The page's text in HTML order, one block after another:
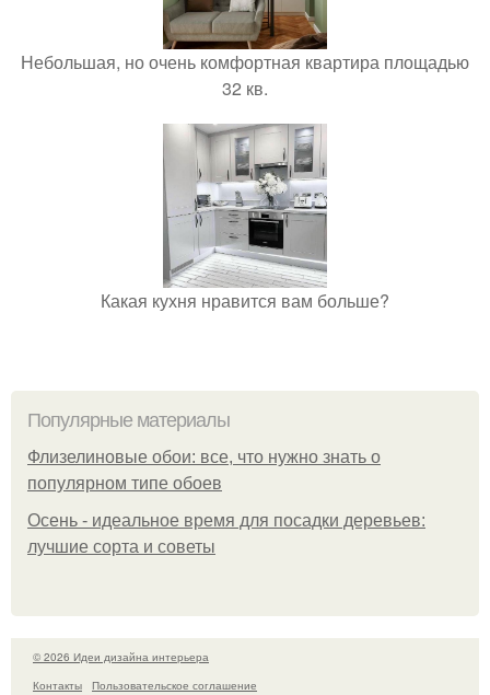
Небольшая, но очень комфортная квартира площадью
32 кв.
Какая кухня нравится вам больше?
Популярные материалы
Флизелиновые обои: все, что нужно знать о
популярном типе обоев
Осень - идеальное время для посадки деревьев:
лучшие сорта и советы
© 2026 Идеи дизайна интерьера
Контакты
Пользовательское соглашение